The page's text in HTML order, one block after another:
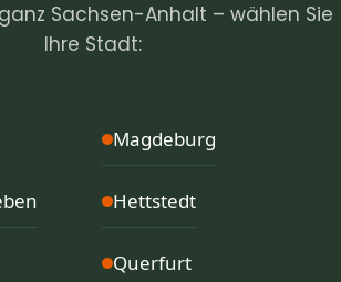
Sachsen-Anhalt – wählen Sie
Ihre Stadt:
Magdeburg
Hettstedt
Querfurt